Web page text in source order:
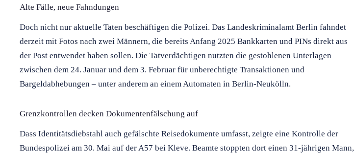
Alte Fälle, neue Fahndungen
Doch nicht nur aktuelle Taten beschäftigen die Polizei. Das Landeskriminalamt Berlin fahndet
derzeit mit Fotos nach zwei Männern, die bereits Anfang 2025 Bankkarten und PINs direkt aus
der Post entwendet haben sollen. Die Tatverdächtigen nutzten die gestohlenen Unterlagen
zwischen dem 24. Januar und dem 3. Februar für unberechtigte Transaktionen und
Bargeldabhebungen – unter anderem an einem Automaten in Berlin-Neukölln.
Grenzkontrollen decken Dokumentenfälschung auf
Dass Identitätsdiebstahl auch gefälschte Reisedokumente umfasst, zeigte eine Kontrolle der
Bundespolizei am 30. Mai auf der A57 bei Kleve. Beamte stoppten dort einen 31-jährigen Mann,